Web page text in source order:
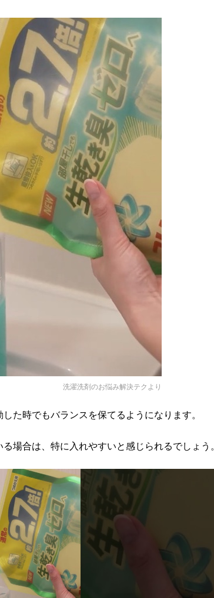
洗濯洗剤のお悩み解決テク より
た時でもバランスを保てるようになります。
場合は、特に入れやすいと感じられるでしょう。